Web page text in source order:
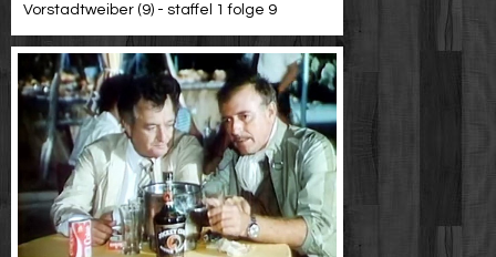
Vorstadtweiber (9) - staffel 1 folge 9